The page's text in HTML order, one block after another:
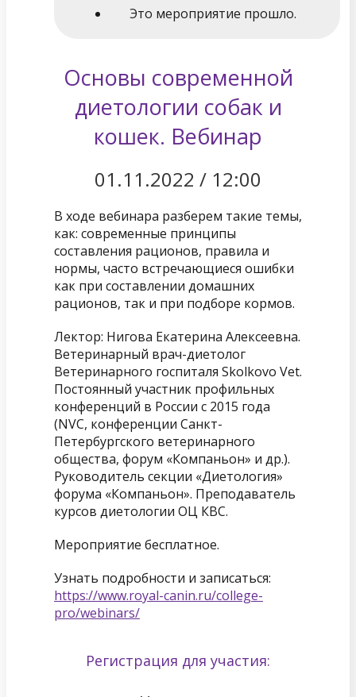
Это мероприятие прошло.
Основы современной
диетологии собак и
кошек. Вебинар
01.11.2022 / 12:00
В ходе вебинара разберем такие темы,
как: современные принципы
составления рационов, правила и
нормы, часто встречающиеся ошибки
как при составлении домашних
рационов, так и при подборе кормов.
Лектор: Нигова Екатерина Алексеевна.
Ветеринарный врач-диетолог
Ветеринарного госпиталя Skolkovo Vet.
Постоянный участник профильных
конференций в России с 2015 года
(NVC, конференции Санкт-
Петербургского ветеринарного
общества, форум «Компаньон» и др.).
Руководитель секции «Диетология»
форума «Компаньон». Преподаватель
курсов диетологии ОЦ КВС.
Мероприятие бесплатное.
Узнать подробности и записаться:
https://www.royal-canin.ru/college-
pro/webinars/
Регистрация для участия: